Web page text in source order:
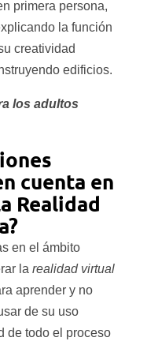
primera persona,
la función
creatividad
edificios.
los adultos
cuenta en
Realidad
en el ámbito
la realidad virtual
aprender y no
de su uso
de todo el proceso